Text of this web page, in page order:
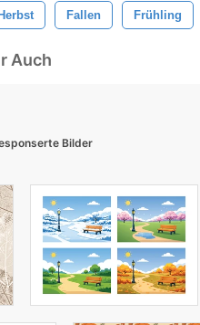
Herbst Fallen Frühling
Auch
Bilder